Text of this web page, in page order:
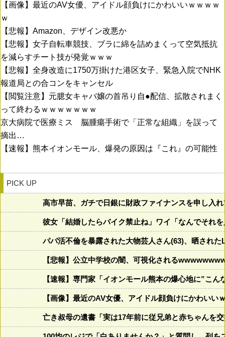
【画像】最近のAV女優、アイドル顔負けにかわいいｗｗｗｗ
ｗ
【悲報】Amazon、デザイン改悪か
【悲報】女子自転車競技、ブラに綿を詰めまくって空気抵抗
を減らすチート技が発覚ｗｗｗ
【悲報】全身改造に1750万掛けた港区女子、緊急入院でNHK
報道局との合コンをキャンセル
【閲覧注意】元臆女キャバ嬢の首吊り自●配信、拡散されまく
って終わるｗｗｗｗｗｗｗ
京大病院で医療ミス 脳腫瘍手術で「正常な組織」を誤って
摘出…
【速報】熊本イオンモール、爆発の原因は『これ』の可能性
PICK UP
高市早苗、ガチで日銀に財政ファイナンスを申し入
彼女「結婚したらバイク禁止ね」ワイ「なんでそれ
パパ活不倫を暴露された大物芸人さん(63)、晒され
【悲報】公立中学校の闇、可視化される
【速報】専門家「イオンモール熊本の爆心地に”こ
【画像】最近のAV女優、アイドル顔負けにかわいい
亡き叔母の遺書「実は17年前に従兄弟と赤ちゃんを